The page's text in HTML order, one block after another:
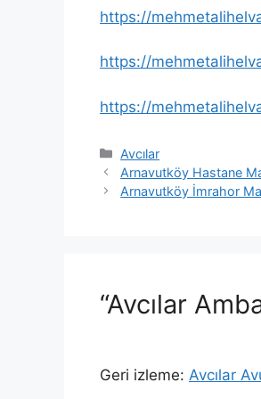
https://
https://
https://
Kategoriler
Avcılar
Arnavutköy Hastane
Arnavutköy İmrahor
“Avcılar
Geri izleme: Avcılar